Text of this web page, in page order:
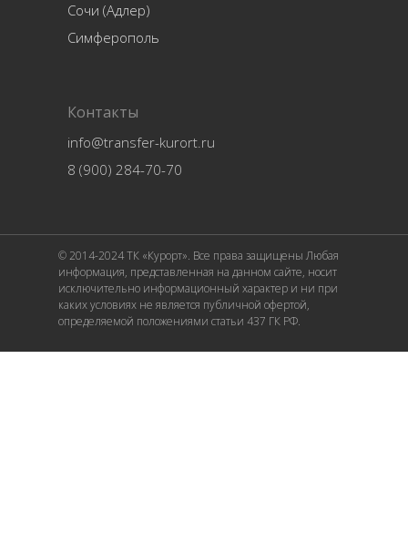
Сочи (Адлер)
Симферополь
Контакты
info@transfer-kurort.ru
8 (900) 284-70-70
© 2014-2024 ТК «Курорт». Все права защищены Любая
информация, представленная на данном сайте, носит
исключительно информационный характер и ни при
каких условиях не является публичной офертой,
определяемой положениями статьи 437 ГК РФ.